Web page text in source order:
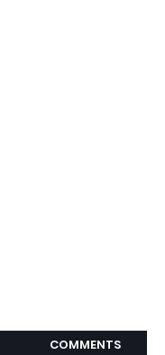
COMMENTS